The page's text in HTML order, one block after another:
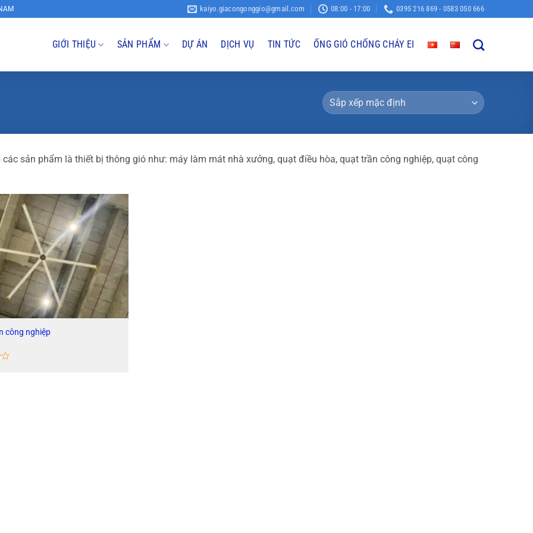
kaiyo.giacongonggio@gmail.com 08:00 - 17:00 0395 216 869 - 0583 050 666
GIỚI THIỆU SẢN PHẨM DỰ ÁN DỊCH VỤ TIN TỨC ỐNG GIÓ CHỐNG CHÁY EI
các sản phẩm là thiết bị thông gió như: máy làm mát nhà xưởng, quạt điều hòa, quạt trần công nghiệp, quạt công
công nghiệp